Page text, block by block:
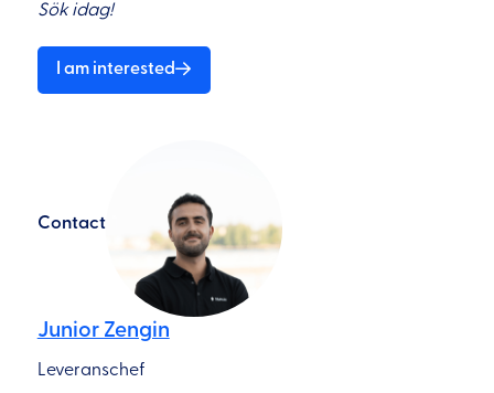
Sök idag!
I am interested
Contact
Junior Zengin
Leveranschef